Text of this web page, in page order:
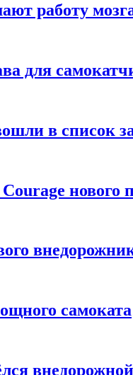
работу
для
в список
нового
самоката